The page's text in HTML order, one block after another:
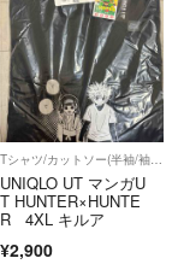
Tシャツ/カットソー(半袖/袖なし)
UNIQLO UT マンガU
T HUNTER×HUNTE
R 4XL キルア
¥2,900